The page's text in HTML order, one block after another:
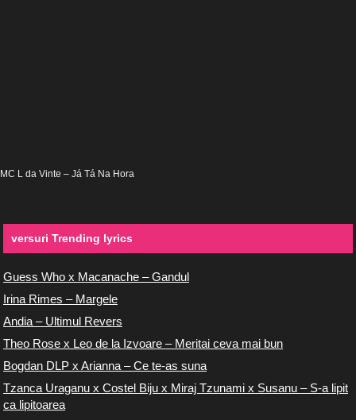
MC L da Vinte – Já Tá Na Hora
versuri Trending lyrics
Guess Who x Macanache – Gandul
Irina Rimes – Margele
Andia – Ultimul Revers
Theo Rose x Leo de la Izvoare – Meritai ceva mai bun
Bogdan DLP x Arianna – Ce te-as suna
Tzanca Uraganu x Costel Biju x Miraj Tzunami x Susanu – S-a lipit
ca lipitoarea